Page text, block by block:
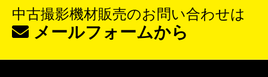
中古撮影機材販売のお問い合わせは
メールフォームから